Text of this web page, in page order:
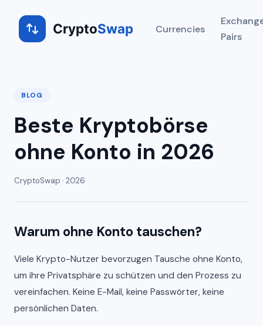
CryptoSwap Currencies
Pairs
BLOG
Beste Kryptobörse
ohne Konto in 2026
CryptoSwap · 2026
Warum ohne Konto tauschen?
Viele Krypto-Nutzer bevorzugen Tausche ohne Konto,
um ihre Privatsphäre zu schützen und den Prozess zu
vereinfachen. Keine E-Mail, keine Passwörter, keine
persönlichen Daten.